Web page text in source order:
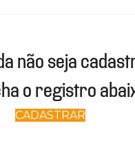
não seja
o registro
CADASTRAR